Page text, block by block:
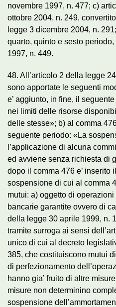
novembre 1997, n. 477; c)
ottobre 2004, n. 249,
legge 3 dicembre 2004, n.
quarto, quinto e sesto
1997, n. 449.
48. All’articolo 2 della legge
sono apportate le seguenti
e’ aggiunto, in fine, il
nei limiti delle risorse
delle stesse»; b) al comma
seguente periodo: «La
l’applicazione di alcuna
ed avviene senza richiesta di
dopo il comma 476 e’ inserito
sospensione di cui al comma
mutui: a) oggetto di
bancarie garantite ovvero di
della legge 30 aprile 1999, n.
tramite surroga ai sensi
unico di cui al decreto
385, che costituiscono mutui
di perfezionamento
hanno gia’ fruito di altre
misure non determinino
sospensione